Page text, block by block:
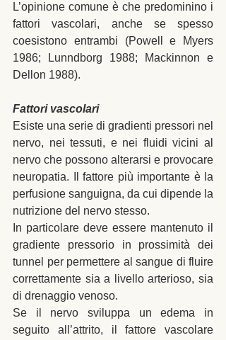
L’opinione comune è che predominino i
fattori vascolari, anche se spesso
coesistono entrambi (Powell e Myers
1986; Lunndborg 1988; Mackinnon e
Dellon 1988).
Fattori vascolari
Esiste una serie di gradienti pressori nel
nervo, nei tessuti, e nei fluidi vicini al
nervo che possono alterarsi e provocare
neuropatia. Il fattore più importante è la
perfusione sanguigna, da cui dipende la
nutrizione del nervo stesso.
In particolare deve essere mantenuto il
gradiente pressorio in prossimità dei
tunnel per permettere al sangue di fluire
correttamente sia a livello arterioso, sia
di drenaggio venoso.
Se il nervo sviluppa un edema in
seguito all’attrito, il fattore vascolare